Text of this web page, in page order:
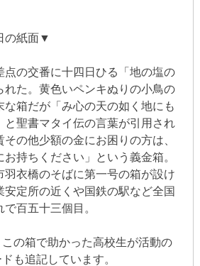
の紙面▼
の交番に十四日ひる「地の塩の
れた。黄色いペンキぬりの小鳥の
な箱だが「み心の天の如く地にも
と聖書マタイ伝の言葉が引用され
の他少額の金にお困りの方は、
持ちください」という義金箱。
羽衣橋のそばに第一号の箱が設け
安定所の近くや国鉄の駅など全国
百五十三個目。
の箱で助かった高校生が活動の
も追記しています。